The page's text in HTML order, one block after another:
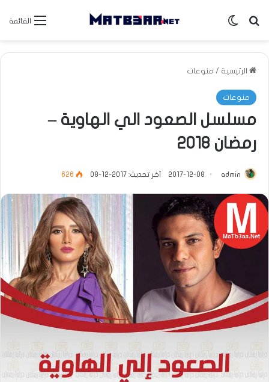
القائمة بحث عنالوضع المظلم
الرئيسية / منوعات
منوعات
مسلسل الصعود الي الهاوية –
رمضان 2018
admin
2017-12-08 آخر تحديث: 2017-12-08 626